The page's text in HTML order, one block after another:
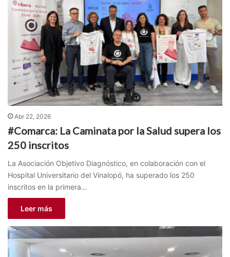
Abr 22, 2026
#Comarca: La Caminata por la Salud supera los
250 inscritos
La Asociación Objetivo Diagnóstico, en colaboración con el
Hospital Universitario del Vinalopó, ha superado los 250
inscritos en la primera…
Leer más